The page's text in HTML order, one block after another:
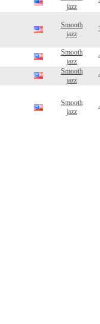
jazz
Smooth
jazz
Smooth
jazz
Smooth
jazz
Smooth
jazz